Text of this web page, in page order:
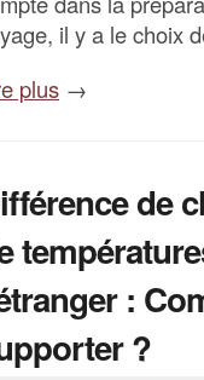
il y a le choix
plus →
de
:
?